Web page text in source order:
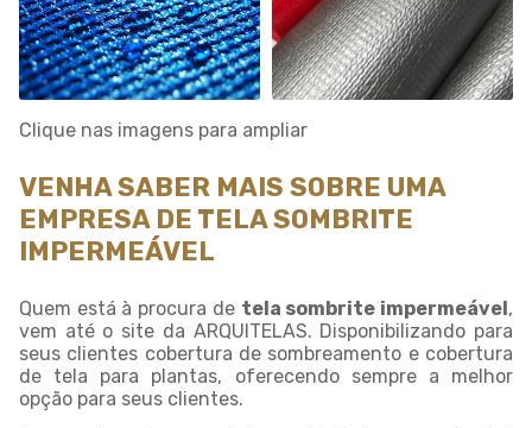
Clique nas imagens para ampliar
VENHA SABER MAIS SOBRE UMA
EMPRESA DE TELA SOMBRITE
IMPERMEÁVEL
Quem está à procura de tela sombrite impermeável,
vem até o site da ARQUITELAS. Disponibilizando para
seus clientes cobertura de sombreamento e cobertura
de tela para plantas, oferecendo sempre a melhor
opção para seus clientes.